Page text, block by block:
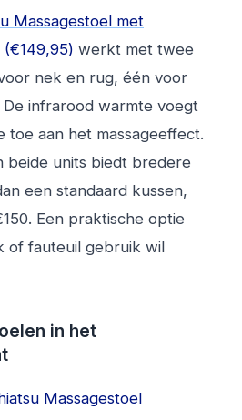
Massagestoel met
werkt met twee
nek en rug, één voor
infrarood warmte voegt
toe aan het massageeffect.
beide units biedt bredere
een standaard kussen,
Een praktische optie
of fauteuil gebruik wil
in het
Massagestoel